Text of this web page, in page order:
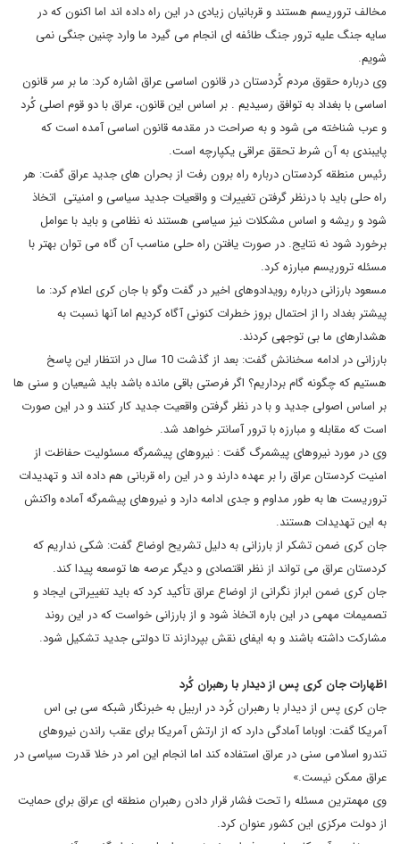
مخالف تروریسم هستند و قربانیان زیادی در این راه داده اند اما اکنون که در
سایه جنگ علیه ترور جنگ طائفه ای انجام می گیرد ما وارد چنین جنگی نمی
شویم.
وی درباره حقوق مردم کُردستان در قانون اساسی عراق اشاره کرد: ما بر سر قانون
اساسی با بغداد به توافق رسیدیم . بر اساس این قانون، عراق با دو قوم اصلی کُرد
و عرب شناخته می شود و به صراحت در مقدمه قانون اساسی آمده است که
پایبندی به آن شرط تحقق عراقی یکپارچه است.
رئیس منطقه کردستان درباره راه برون رفت از بحران های جدید عراق گفت: هر
راه حلی باید با درنظر گرفتن تغییرات و واقعیات جدید سیاسی و امنیتی اتخاذ
شود و ریشه و اساس مشکلات نیز سیاسی هستند نه نظامی و باید با عوامل
برخورد شود نه نتایج. در صورت یافتن راه حلی مناسب آن گاه می توان بهتر با
مسئله تروریسم مبارزه کرد.
مسعود بارزانی درباره رویدادوهای اخیر در گفت وگو با جان کری اعلام کرد: ما
پیشتر بغداد را از احتمال بروز خطرات کنونی آگاه کردیم اما آنها نسبت به
هشدارهای ما بی توجهی کردند.
بارزانی در ادامه سخنانش گفت: بعد از گذشت 10 سال در انتظار این پاسخ
هستیم که چگونه گام برداریم؟ اگر فرصتی باقی مانده باشد باید شیعیان و سنی ها
بر اساس اصولی جدید و با در نظر گرفتن واقعیت جدید کار کنند و در این صورت
است که مقابله و مبارزه با ترور آسانتر خواهد شد.
وی در مورد نیروهای پیشمرگ گفت : نیروهای پیشمرگه مسئولیت حفاظت از
امنیت کردستان عراق را بر عهده دارند و در این راه قربانی هم داده اند و تهدیدات
تروریست ها به طور مداوم و جدی ادامه دارد و نیروهای پیشمرگه آماده واکنش
به این تهدیدات هستند.
جان کری ضمن تشکر از بارزانی به دلیل تشریح اوضاع گفت: شکی نداریم که
کردستان عراق می تواند از نظر اقتصادی و دیگر عرصه ها توسعه پیدا کند.
جان کری ضمن ابراز نگرانی از اوضاع عراق تأکید کرد که باید تغییراتی ایجاد و
تصمیمات مهمی در این باره اتخاذ شود و از بارزانی خواست که در این روند
مشارکت داشته باشند و به ایفای نقش بپردازند تا دولتی جدید تشکیل شود.
اظهارات جان کری پس از دیدار با رهبران کُرد
جان کری پس از دیدار با رهبران کُرد در اربیل به خبرنگار شبکه سی بی اس
آمریکا گفت: اوباما آمادگی دارد که از ارتش آمریکا برای عقب راندن نیروهای
تندرو اسلامی سنی در عراق استفاده کند اما انجام این امر در خلا قدرت سیاسی در
عراق ممکن نیست.»
وی مهمترین مسئله را تحت فشار قرار دادن رهبران منطقه ای عراق برای حمایت
از دولت مرکزی این کشور عنوان کرد.